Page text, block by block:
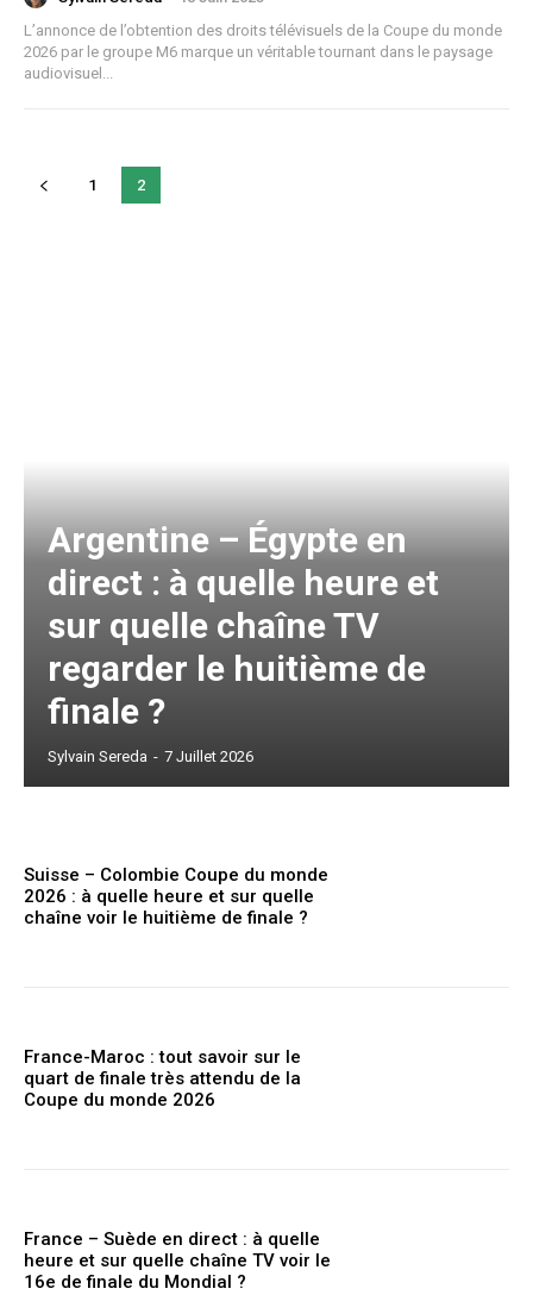
L’annonce de l’obtention des droits télévisuels de la Coupe du monde
2026 par le groupe M6 marque un véritable tournant dans le paysage
audiovisuel...
1 2
Argentine – Égypte en
direct : à quelle heure et
sur quelle chaîne TV
regarder le huitième de
finale ?
Sylvain Sereda - 7 Juillet 2026
Suisse – Colombie Coupe du monde
2026 : à quelle heure et sur quelle
chaîne voir le huitième de finale ?
France-Maroc : tout savoir sur le
quart de finale très attendu de la
Coupe du monde 2026
France – Suède en direct : à quelle
heure et sur quelle chaîne TV voir le
16e de finale du Mondial ?